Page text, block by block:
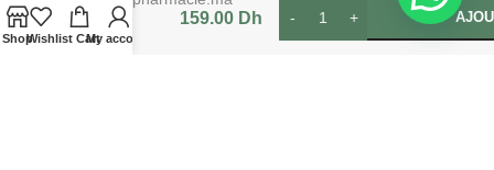
ShopWishlist Cart
My account
HYDRA
CRÈME
RÉPARATRICE
159.00 Dh